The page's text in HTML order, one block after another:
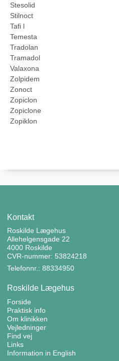
Stesolid
Stilnoct
Tafi l
Temesta
Tradolan
Tramadol
Valaxona
Zolpidem
Zonoct
Zopiclon
Zopiclone
Zopiklon
Kontakt
Roskilde Lægehus
Allehelgensgade 22
4000 Roskilde
CVR-nummer: 53824218
Telefonnr.: 88334950
Roskilde Lægehus
Forside
Praktisk info
Om klinikken
Vejledninger
Find vej
Links
Information in English